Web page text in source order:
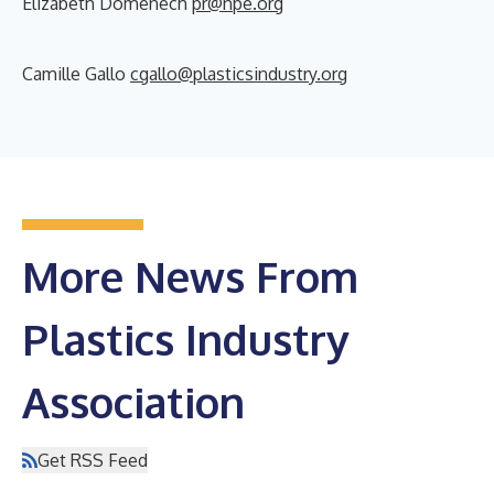
Camille Gallo cgallo@plasticsindustry.org
More News From
Plastics Industry
Association
Get RSS Feed